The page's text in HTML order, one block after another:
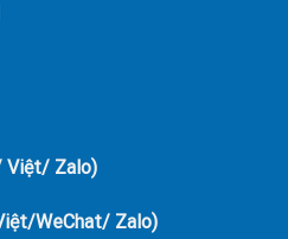
Việt/ Zalo)
WeChat/ Zalo)